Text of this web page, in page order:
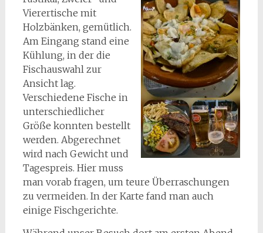
Vierertische mit
Holzbänken, gemütlich.
Am Eingang stand eine
Kühlung, in der die
Fischauswahl zur
Ansicht lag.
Verschiedene Fische in
unterschiedlicher
Größe konnten bestellt
werden. Abgerechnet
wird nach Gewicht und
Tagespreis. Hier muss
man vorab fragen, um teure Überraschungen
zu vermeiden. In der Karte fand man auch
einige Fischgerichte.